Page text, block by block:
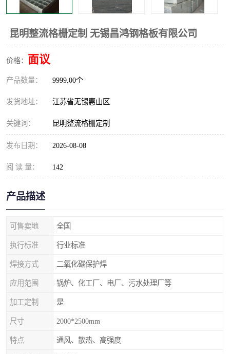
昆明整流格栅定制 无锡昌鸿钢格板有限公司
价格： 面议
产品数量： 9999.00个
发货地址： 江苏省无锡惠山区
关键词： 昆明整流格栅定制
发布日期： 2026-08-08
阅 读 量： 142
产品描述
可售卖地 全国
执行标准 行业标准
焊接方式 二氧化碳保护焊
应用范围 锅炉、化工厂、电厂、污水处理厂等
加工定制 是
尺寸 2000*2500mm
特点 通风、散热、高强度